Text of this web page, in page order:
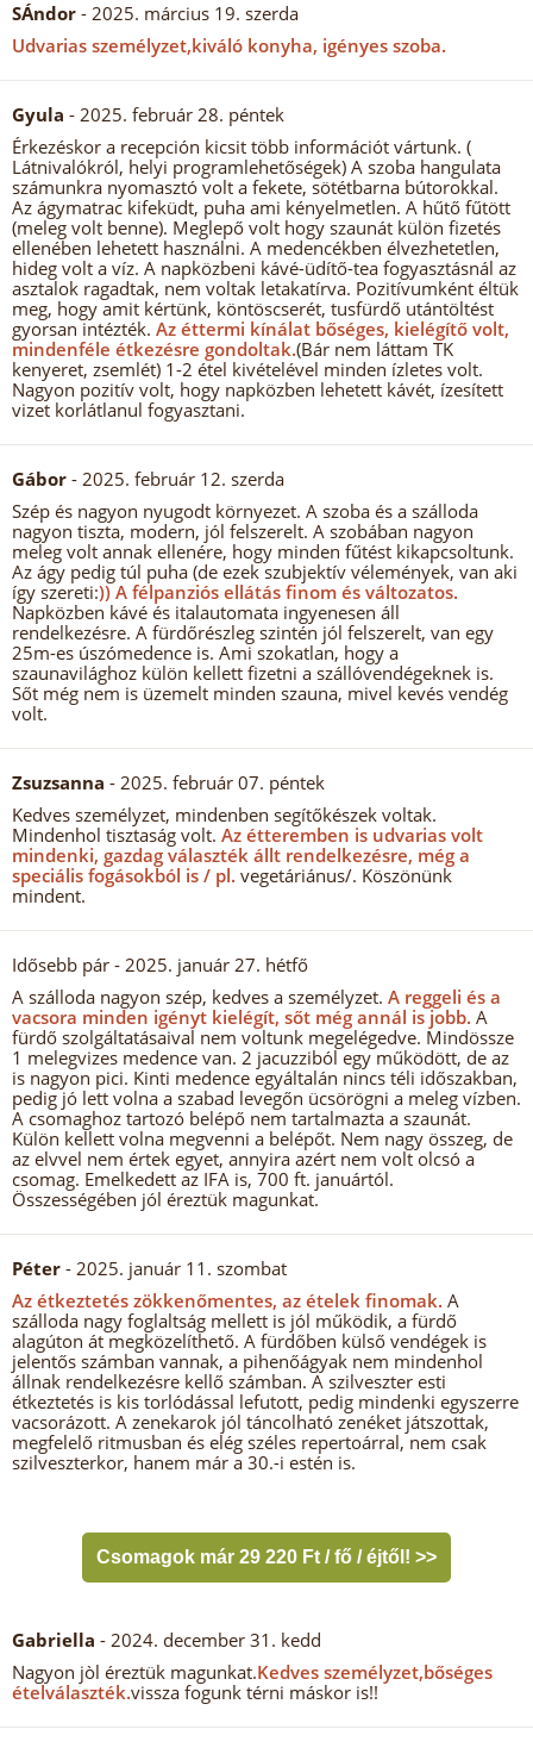
SÁndor - 2025. március 19. szerda
Udvarias személyzet,kiváló konyha, igényes szoba.
Gyula - 2025. február 28. péntek
Érkezéskor a recepción kicsit több információt vártunk. (
Látnivalókról, helyi programlehetőségek) A szoba hangulata
számunkra nyomasztó volt a fekete, sötétbarna bútorokkal.
Az ágymatrac kifeküdt, puha ami kényelmetlen. A hűtő fűtött
(meleg volt benne). Meglepő volt hogy szaunát külön fizetés
ellenében lehetett használni. A medencékben élvezhetetlen,
hideg volt a víz. A napközbeni kávé-üdítő-tea fogyasztásnál az
asztalok ragadtak, nem voltak letakatírva. Pozitívumként éltük
meg, hogy amit kértünk, köntöscserét, tusfürdő utántöltést
gyorsan intézték. Az éttermi kínálat bőséges, kielégítő volt,
mindenféle étkezésre gondoltak.(Bár nem láttam TK
kenyeret, zsemlét) 1-2 étel kivételével minden ízletes volt.
Nagyon pozitív volt, hogy napközben lehetett kávét, ízesített
vizet korlátlanul fogyasztani.
Gábor - 2025. február 12. szerda
Szép és nagyon nyugodt környezet. A szoba és a szálloda
nagyon tiszta, modern, jól felszerelt. A szobában nagyon
meleg volt annak ellenére, hogy minden fűtést kikapcsoltunk.
Az ágy pedig túl puha (de ezek szubjektív vélemények, van aki
így szereti:)) A félpanziós ellátás finom és változatos.
Napközben kávé és italautomata ingyenesen áll
rendelkezésre. A fürdőrészleg szintén jól felszerelt, van egy
25m-es úszómedence is. Ami szokatlan, hogy a
szaunavilághoz külön kellett fizetni a szállóvendégeknek is.
Sőt még nem is üzemelt minden szauna, mivel kevés vendég
volt.
Zsuzsanna - 2025. február 07. péntek
Kedves személyzet, mindenben segítőkészek voltak.
Mindenhol tisztaság volt. Az étteremben is udvarias volt
mindenki, gazdag választék állt rendelkezésre, még a
speciális fogásokból is / pl. vegetáriánus/. Köszönünk
mindent.
Idősebb pár - 2025. január 27. hétfő
A szálloda nagyon szép, kedves a személyzet. A reggeli és a
vacsora minden igényt kielégít, sőt még annál is jobb. A
fürdő szolgáltatásaival nem voltunk megelégedve. Mindössze
1 melegvizes medence van. 2 jacuzziból egy működött, de az
is nagyon pici. Kinti medence egyáltalán nincs téli időszakban,
pedig jó lett volna a szabad levegőn ücsörögni a meleg vízben.
A csomaghoz tartozó belépő nem tartalmazta a szaunát.
Külön kellett volna megvenni a belépőt. Nem nagy összeg, de
az elvvel nem értek egyet, annyira azért nem volt olcsó a
csomag. Emelkedett az IFA is, 700 ft. januártól.
Összességében jól éreztük magunkat.
Péter - 2025. január 11. szombat
Az étkeztetés zökkenőmentes, az ételek finomak. A
szálloda nagy foglaltság mellett is jól működik, a fürdő
alagúton át megközelíthető. A fürdőben külső vendégek is
jelentős számban vannak, a pihenőágyak nem mindenhol
állnak rendelkezésre kellő számban. A szilveszter esti
étkeztetés is kis torlódással lefutott, pedig mindenki egyszerre
vacsorázott. A zenekarok jól táncolható zenéket játszottak,
megfelelő ritmusban és elég széles repertoárral, nem csak
szilveszterkor, hanem már a 30.-i estén is.
Csomagok már 29 220 Ft / fő / éjtől! >>
Gabriella - 2024. december 31. kedd
Nagyon jòl éreztük magunkat.Kedves személyzet,bőséges
ételválaszték.vissza fogunk térni máskor is!!